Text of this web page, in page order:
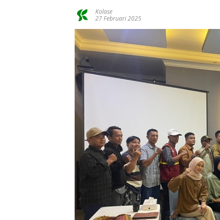
Kolase
27 Februari 2025